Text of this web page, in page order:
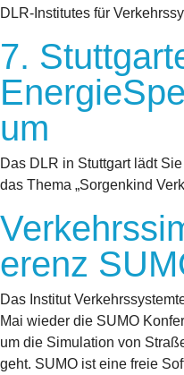
DLR-Institutes für
7.
um
Das DLR in Stuttgart lädt
das Thema „Sorgenkind
erenz
Das Institut
Mai wieder die SUMO
um die Simulation von
geht. SUMO ist eine freie